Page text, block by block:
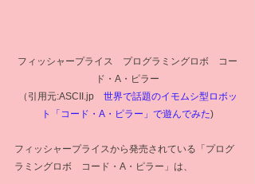
フィッシャープライス　プログラミングロボ　コー
ド・A・ピラー
（引用元:ASCII.jp 世界で話題のイモムシ型ロボッ
ト「コード・A・ピラー」で遊んでみた)
フィッシャープライスから発売されている「プログ
ラミングロボ　コード・A・ピラー」は、